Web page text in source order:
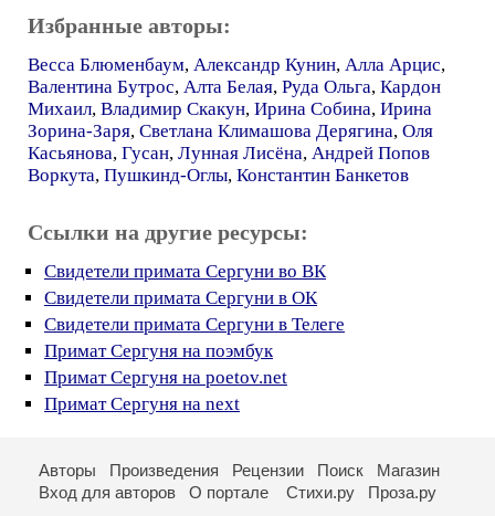
Избранные авторы:
Весса Блюменбаум, Александр Кунин, Алла Арцис,
Валентина Бутрос, Алта Белая, Руда Ольга, Кардон
Михаил, Владимир Скакун, Ирина Собина, Ирина
Зорина-Заря, Светлана Климашова Дерягина, Оля
Касьянова, Гусан, Лунная Лисёна, Андрей Попов
Воркута, Пушкинд-Оглы, Константин Банкетов
Ссылки на другие ресурсы:
Свидетели примата Сергуни во ВК
Свидетели примата Сергуни в ОК
Свидетели примата Сергуни в Телеге
Примат Сергуня на поэмбук
Примат Сергуня на poetov.net
Примат Сергуня на next
Авторы Произведения Рецензии Поиск
Магазин
Вход для авторов
О портале Стихи.ру Проза.ру